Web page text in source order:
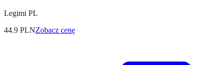
Legimi PL
44.9 PLNZobacz cenę